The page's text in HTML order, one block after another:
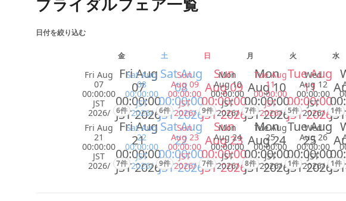
ブライダルフェア一覧
日付を絞り込む
金 土 日 月 火 水
Fri Aug
07
00:00:00
JST
2026/
Fri Aug
07
00:00:00
JST 2026
6件
Sat Aug
08
00:00:00
JST
2026/
Sat Aug
08
00:00:00
JST 2026
6件
Sun
Aug 09
00:00:00
JST
2026/
Sun
Aug 09
00:00:00
JST 2026
9件
Mon
Aug 10
00:00:00
JST
2026/
Mon
Aug 10
00:00:00
JST 2026
7件
Tue Aug
11
00:00:00
JST
2026/
Tue Aug
11
00:00:00
JST 2026
5件
Wed
Aug 12
00:00:00
JST
2026/
1件
Fri Aug
21
00:00:00
JST
2026/
Fri Aug
21
00:00:00
JST 2026
7件
Sat Aug
22
00:00:00
JST
2026/
Sat Aug
22
00:00:00
JST 2026
9件
Sun
Aug 23
00:00:00
JST
2026/
Sun
Aug 23
00:00:00
JST 2026
7件
Mon
Aug 24
00:00:00
JST
2026/
Mon
Aug 24
00:00:00
JST 2026
8件
Tue Aug
25
00:00:00
JST
2026/
Tue Aug
25
00:00:00
JST 2026
1件
Wed
Aug 26
00:00:00
JST
2026/
1件